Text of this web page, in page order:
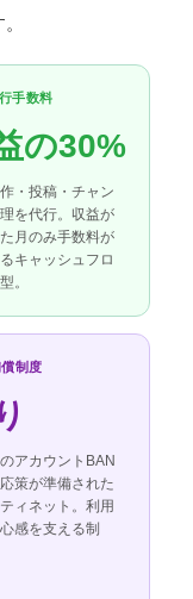
手数料
の30%
・投稿・チャン
を代行。収益が
月のみ手数料が
キャッシュフロ
。
制度
アカウントBAN
策が準備された
ィネット。利用
感を支える制